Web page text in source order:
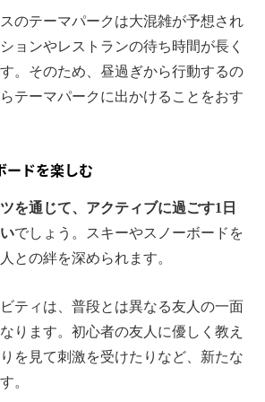
のテーマパークは大混雑が予想され
ョンやレストランの待ち時間が長く
。そのため、昼過ぎから行動するの
テーマパークに出かけることをおす
ードを楽しむ
を通じて、アクティブに過ごす1日
でしょう。スキーやスノーボードを
との絆を深められます。
ティは、普段とは異なる友人の一面
ります。初心者の友人に優しく教え
を見て刺激を受けたりなど、新たな
。